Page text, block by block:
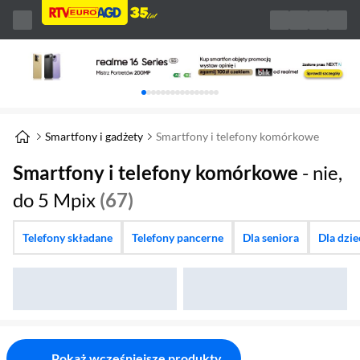
Karuzela z banerami, aktualny element 1 z
Smartfony i gadżety Smartfony i telefony komórkowe
Smartfony i telefony komórkowe - nie,
do 5 Mpix (67)
Telefony składane Telefony pancerne Dla seniora Dla